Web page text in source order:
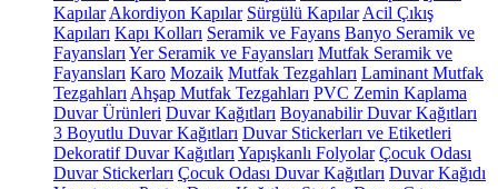
Kapılar Akordiyon Kapılar Sürgülü Kapılar Acil Çıkış
Kapıları Kapı Kolları Seramik ve Fayans Banyo Seramik ve
Fayansları Yer Seramik ve Fayansları Mutfak Seramik ve
Fayansları Karo Mozaik Mutfak Tezgahları Laminant Mutfak
Tezgahları Ahşap Mutfak Tezgahları PVC Zemin Kaplama
Duvar Ürünleri Duvar Kağıtları Boyanabilir Duvar Kağıtları
3 Boyutlu Duvar Kağıtları Duvar Stickerları ve Etiketleri
Dekoratif Duvar Kağıtları Yapışkanlı Folyolar Çocuk Odası
Duvar Stickerları Çocuk Odası Duvar Kağıtları Duvar Kağıdı